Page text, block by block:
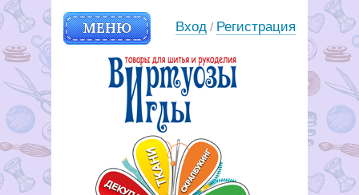
МЕНЮ Вход / Регистрация